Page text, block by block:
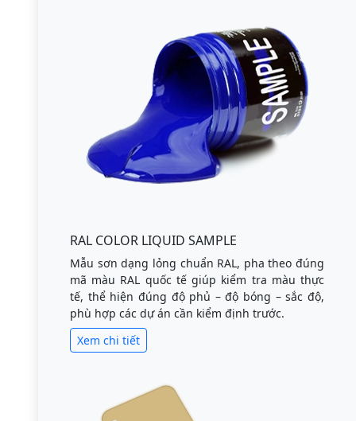
RAL COLOR LIQUID SAMPLE
Mẫu sơn dạng lỏng chuẩn RAL, pha theo đúng
mã màu RAL quốc tế giúp kiểm tra màu thực
tế, thể hiện đúng độ phủ – độ bóng – sắc độ,
phù hợp các dự án cần kiểm định trước.
Xem chi tiết